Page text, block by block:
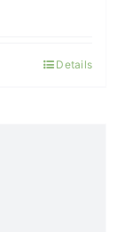
Details